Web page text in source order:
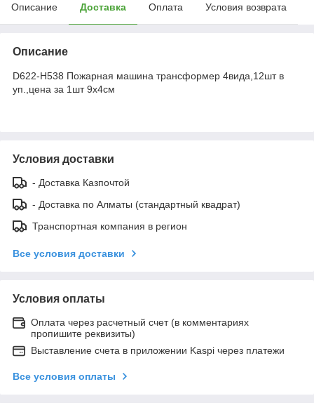
Описание Доставка Оплата Условия возврата
Описание
D622-H538 Пожарная машина трансформер 4вида,12шт в
уп.,цена за 1шт 9х4см
Условия доставки
- Доставка Казпочтой
- Доставка по Алматы (стандартный квадрат)
Транспортная компания в регион
Все условия доставки
Условия оплаты
Оплата через расчетный счет (в комментариях
пропишите реквизиты)
Выставление счета в приложении Kaspi через платежи
Все условия оплаты